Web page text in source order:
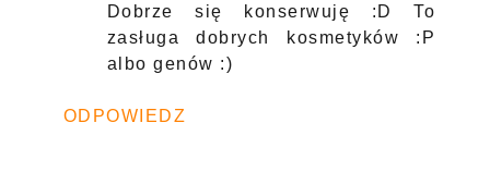
Dobrze się konserwuję :D To
zasługa dobrych kosmetyków :P
albo genów :)
ODPOWIEDZ